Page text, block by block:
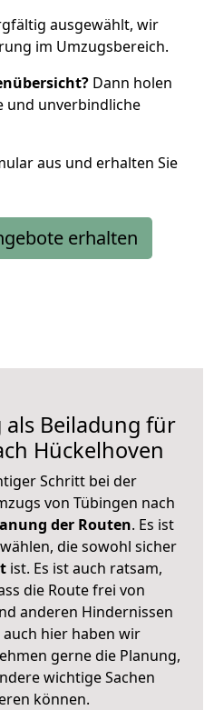
ausgewählt, wir
im Umzugsbereich.
Dann holen
und unverbindliche
aus und erhalten Sie
erhalten
Beiladung für
Hückelhoven
Schritt bei der
von Tübingen nach
der Routen. Es ist
die sowohl sicher
ist. Es ist auch ratsam,
die Route frei von
anderen Hindernissen
auch hier haben wir
gerne die Planung,
wichtige Sachen
können.